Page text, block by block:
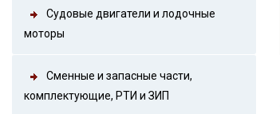
Судовые двигатели и лодочные
моторы
Сменные и запасные части,
комплектующие, РТИ и ЗИП